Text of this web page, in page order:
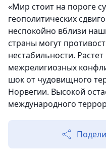
«Мир стоит на пороге
геополитических
неспокойно вблизи
страны могут
нестабильности.
межрелигиозных
шок от чудовищного
Норвегии. Высокой
международного